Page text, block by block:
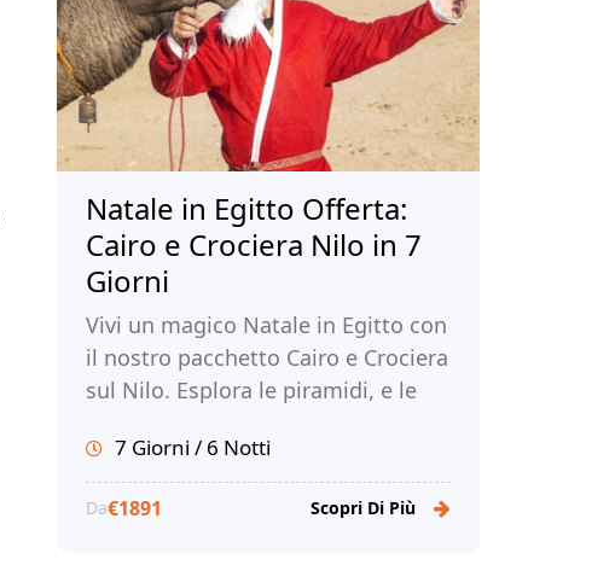
Natale in Egitto Offerta:
Cairo e Crociera Nilo in 7
Giorni
Vivi un magico Natale in Egitto con
il nostro pacchetto Cairo e Crociera
sul Nilo. Esplora le piramidi, e le
Prenota ora per una vacanza
memorabile!
7 Giorni / 6 Notti
Da€1891 Scopri Di Più